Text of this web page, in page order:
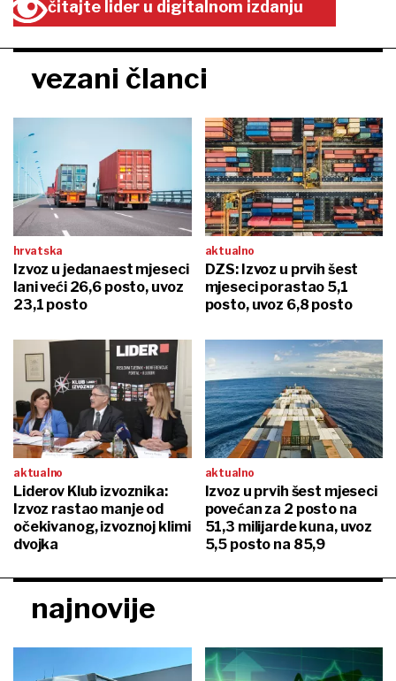
čitajte lider u digitalnom izdanju
vezani članci
hrvatska
Izvoz u jedanaest mjeseci
lani veći 26,6 posto, uvoz
23,1 posto
aktualno
DZS: Izvoz u prvih šest
mjeseci porastao 5,1
posto, uvoz 6,8 posto
aktualno
Liderov Klub izvoznika:
Izvoz rastao manje od
očekivanog, izvoznoj klimi
dvojka
aktualno
Izvoz u prvih šest mjeseci
povećan za 2 posto na
51,3 milijarde kuna, uvoz
5,5 posto na 85,9
najnovije